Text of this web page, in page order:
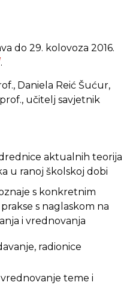
do 29. kolovoza 2016.
.
Daniela Reić Šućur,
učitelj savjetnik
aktualnih teorija
u ranoj školskoj dobi
s konkretnim
s naglaskom na
i vrednovanja
radionice
teme i